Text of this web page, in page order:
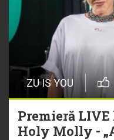
ZU IS YOU
Premieră
Holy Molly -